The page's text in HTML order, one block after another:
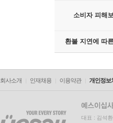
소비자 피해
환불 지연에 따
회사소개 인재채용 이용약관 개인정보
대표 : 김석